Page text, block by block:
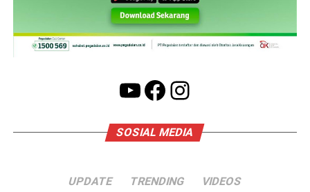
YouTube
Facebook
Instagram
SOSIAL MEDIA
UPDATE TRENDING VIDEOS